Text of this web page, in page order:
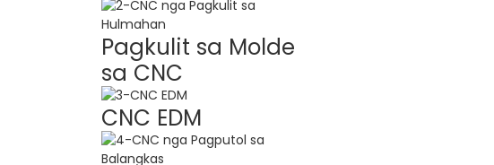
Pagkulit sa Molde
sa CNC
CNC EDM